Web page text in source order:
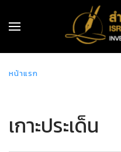
หน้าแรก
เกาะประเด็น